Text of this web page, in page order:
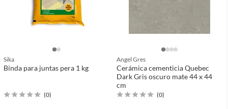
Sika
Binda para juntas pera 1 kg
(0)
Angel Gres
Cerámica cementicia Quebec
Dark Gris oscuro mate 44 x 44
cm
(0)